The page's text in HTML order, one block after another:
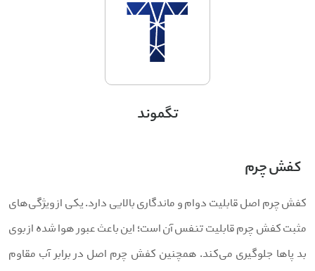
تگموند
کفش‌ چرم
چرم اصل قابلیت دوام و ماندگاری بالایی دارد. یکی از ویژگی‌های
کفش چرم قابلیت تنفس آن است؛ این باعث عبور هوا شده از بوی
پاها جلوگیری می‌کند. همچنین کفش چرم اصل در برابر آب مقاوم